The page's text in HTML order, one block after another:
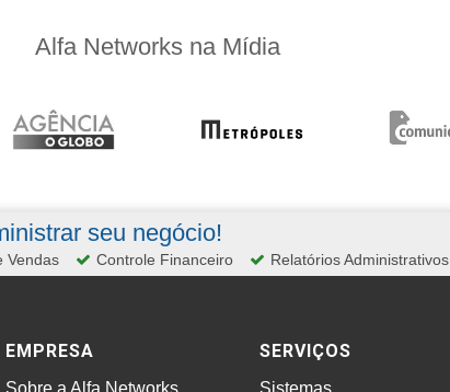
Alfa Networks na Mídia
seu negócio!
Vendas Controle Financeiro Relatórios Administrativos
EMPRESA SERVIÇOS